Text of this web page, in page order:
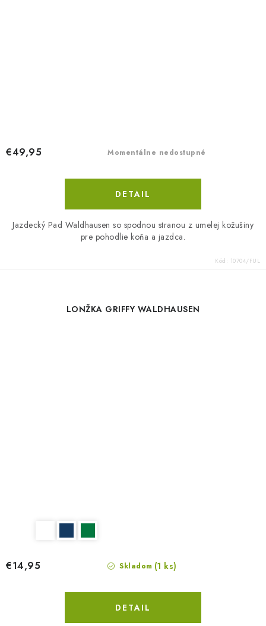
Momentálne nedostupné
€49,95
DETAIL
Jazdecký Pad Waldhausen so spodnou stranou z umelej kožušiny
pre pohodlie koňa a jazdca.
Kód: 10704/FUL
LONŽKA GRIFFY WALDHAUSEN
Skladom (1 ks)
€14,95
DETAIL